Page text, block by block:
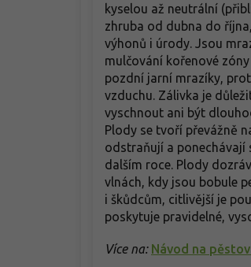
kyselou až neutrální
zhruba od dubna do
výhonů i úrody. Jsou
mulčování kořenové
pozdní jarní mrazíky,
vzduchu. Zálivka je
vyschnout ani být
Plody se tvoří převážně
odstraňují a ponechávají
dalším roce. Plody
vlnách, kdy jsou bobule
i škůdcům, citlivější je
poskytuje pravidelné,
Více na: Návod na